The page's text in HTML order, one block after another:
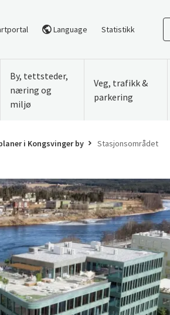
Language Statistikk
By, tettsteder,
næring og
miljø
Veg, trafikk &
parkering
i Kongsvinger by Stasjonsområdet